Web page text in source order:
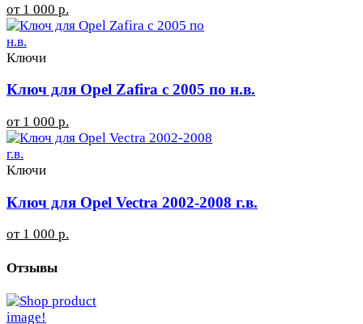
от 1 000 р.
Ключи
Ключ для Opel Zafira с 2005 по н.в.
от 1 000 р.
Ключи
Ключ для Opel Vectra 2002-2008 г.в.
от 1 000 р.
Отзывы